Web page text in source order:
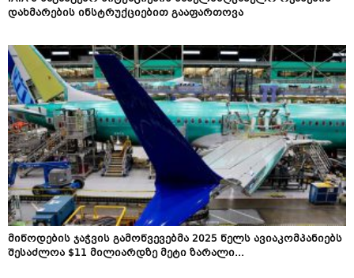
დახმარების ინსტრუქციებით გააფართოვა
მიწოდების ჯაჭვის გამოწვევებმა 2025 წელს ავიაკომპანიებს
შესაძლოა $11 მილიარდზე მეტი ზარალი...